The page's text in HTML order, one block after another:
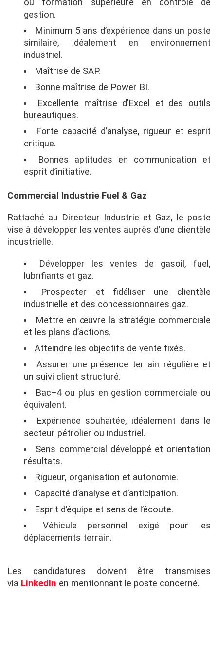
ou formation supérieure en contrôle de
gestion.
Minimum 5 ans d’expérience dans un poste
similaire, idéalement en environnement
industriel.
Maîtrise de SAP.
Bonne maîtrise de Power BI.
Excellente maîtrise d’Excel et des outils
bureautiques.
Forte capacité d’analyse, rigueur et esprit
critique.
Bonnes aptitudes en communication et
esprit d’initiative.
Commercial Industrie Fuel & Gaz
Rattaché au Directeur Industrie et Gaz, le poste
vise à développer les ventes auprès d’une clientèle
industrielle.
Développer les ventes de gasoil, fuel,
lubrifiants et gaz.
Prospecter et fidéliser une clientèle
industrielle et des concessionnaires gaz.
Mettre en œuvre la stratégie commerciale
et les plans d’actions.
Atteindre les objectifs de vente fixés.
Assurer une présence terrain régulière et
un suivi client structuré.
Bac+4 ou plus en gestion commerciale ou
équivalent.
Expérience souhaitée, idéalement dans le
secteur pétrolier ou industriel.
Sens commercial développé et orientation
résultats.
Rigueur, organisation et autonomie.
Capacité d’analyse et d’anticipation.
Esprit d’équipe et sens de l’écoute.
Véhicule personnel exigé pour les
déplacements terrain.
Les candidatures doivent être transmises
via LinkedIn en mentionnant le poste concerné.